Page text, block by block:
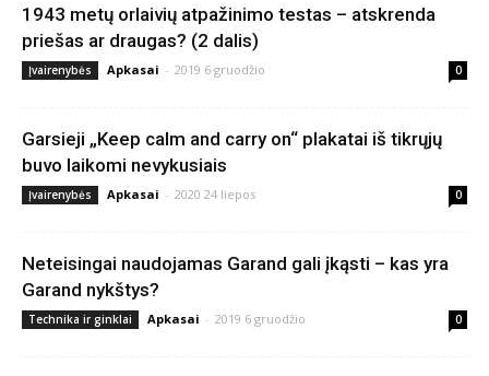
1943 metų orlaivių atpažinimo testas – atskrenda
priešas ar draugas? (2 dalis)
Įvairenybės Apkasai - 2019 6 gruodžio 0
Garsieji „Keep calm and carry on“ plakatai iš tikrųjų
buvo laikomi nevykusiais
Įvairenybės Apkasai - 2020 24 liepos 0
Neteisingai naudojamas Garand gali įkąsti – kas yra
Garand nykštys?
Technika ir ginklai Apkasai - 2019 6 gruodžio 0